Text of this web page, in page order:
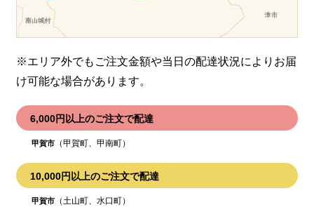
※エリア外でもご注文金額や当日の配達状況により お届
け可能な場合があります。
6,000円以上のご注文で配達
甲賀市 （甲賀町、甲南町）
10,000円以上のご注文で配達
甲賀市 （土山町、水口町）